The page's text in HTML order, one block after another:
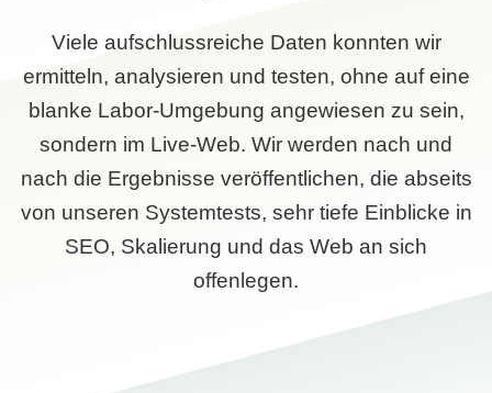
Viele aufschlussreiche Daten konnten wir
ermitteln, analysieren und testen, ohne auf eine
blanke Labor-Umgebung angewiesen zu sein,
sondern im Live-Web. Wir werden nach und
nach die Ergebnisse veröffentlichen, die abseits
von unseren Systemtests, sehr tiefe Einblicke in
SEO, Skalierung und das Web an sich
offenlegen.